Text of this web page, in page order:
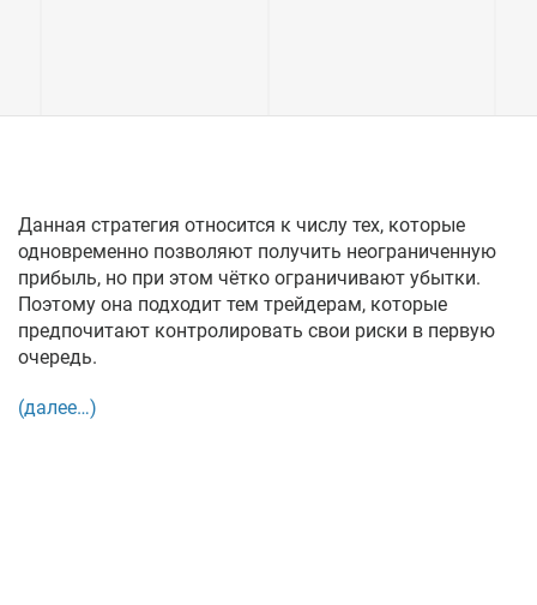
Данная стратегия относится к числу тех, которые
одновременно позволяют получить неограниченную
прибыль, но при этом чётко ограничивают убытки.
Поэтому она подходит тем трейдерам, которые
предпочитают контролировать свои риски в первую
очередь.
(далее…)